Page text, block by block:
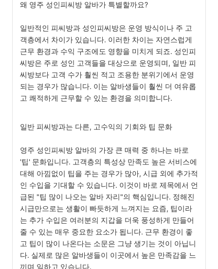
왜 영주 성인피씨방 알바가 특별할까요?
일반적인 피씨방과 성인피씨방은 운영 방식이나 주 고
객층에서 차이가 있습니다. 이러한 차이는 자연스럽게
근무 환경과 수익 구조에도 영향을 미치게 되죠. 성인피
씨방은 주로 성인 고객들을 대상으로 운영되며, 일반 피
씨방보다 고객 수가 훨씬 적고 조용한 분위기에서 운영
되는 경우가 많습니다. 이는 알바생들이 훨씬 더 여유롭
고 쾌적하게 근무할 수 있는 환경을 의미합니다.
일반 피씨방과는 다른, 고수익의 기회와 팁 문화
영주 성인피씨방 알바의 가장 큰 매력 중 하나는 바로
'팁' 문화입니다. 고객층의 특성상 만족도 높은 서비스에
대해 아낌없이 팁을 주는 경우가 많아, 시급 외에 추가적
인 수입을 기대할 수 있습니다. 이것이 바로 제목에서 언
급된 "팁 많이 나오는 알바 자리"의 핵심입니다. 정해진
시급만으로는 생활이 빠듯하게 느껴지는 요즘, 팁이라
는 추가 수입은 여러분의 지갑을 더욱 풍성하게 만들어
줄 수 있는 매우 중요한 요소가 됩니다. 근무 환경이 좋
고 팁이 많이 나온다는 소문은 그냥 생기는 것이 아닙니
다. 실제로 많은 알바생들이 이곳에서 높은 만족감을 느
끼며 일하고 있습니다.